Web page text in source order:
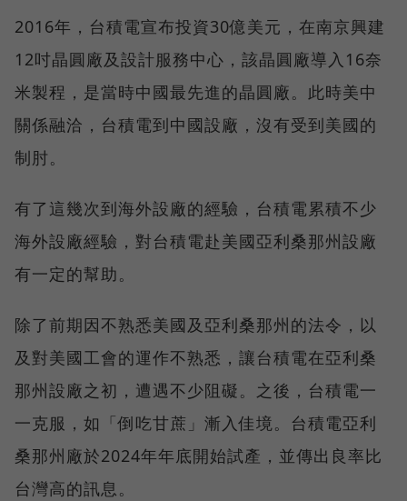
2016年，台積電宣布投資30億美元，在南京興建
12吋晶圓廠及設計服務中心，該晶圓廠導入16奈
米製程，是當時中國最先進的晶圓廠。此時美中
關係融洽，台積電到中國設廠，沒有受到美國的
制肘。
有了這幾次到海外設廠的經驗，台積電累積不少
海外設廠經驗，對台積電赴美國亞利桑那州設廠
有一定的幫助。
除了前期因不熟悉美國及亞利桑那州的法令，以
及對美國工會的運作不熟悉，讓台積電在亞利桑
那州設廠之初，遭遇不少阻礙。之後，台積電一
一克服，如「倒吃甘蔗」漸入佳境。台積電亞利
桑那州廠於2024年年底開始試產，並傳出良率比
台灣高的訊息。